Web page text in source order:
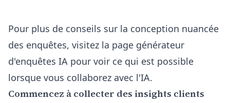
Pour plus de conseils sur la conception nuancée
des enquêtes, visitez la page générateur
d'enquêtes IA pour voir ce qui est possible
lorsque vous collaborez avec l'IA.
Commencez à collecter des insights clients